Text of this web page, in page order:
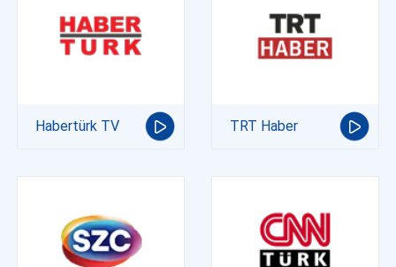
Habertürk TV TRT Haber